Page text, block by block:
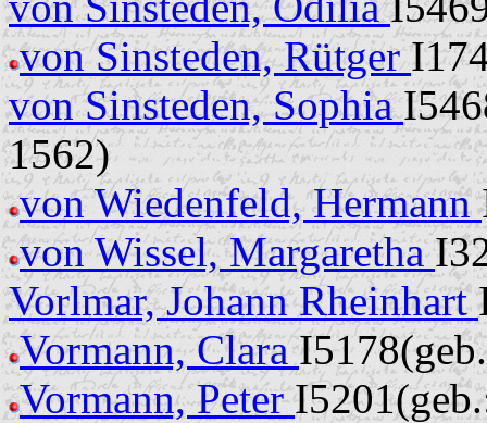
von Sinsteden, Rütger
von Sinsteden, Sophia
1562)
von Wiedenfeld, Hermann
von Wissel, Margaretha
Vorlmar, Johann Rheinhart
Vormann, Clara
Vormann, Peter